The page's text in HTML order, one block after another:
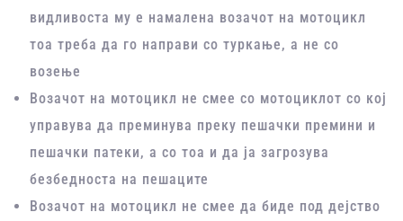
видливоста му е намалена возачот на мотоцикл
тоа треба да го направи со туркање, а не со
возење
Возачот на мотоцикл не смее со мотоциклот со кој
управува да преминува преку пешачки премини и
пешачки патеки, а со тоа и да ја загрозува
безбедноста на пешаците
Возачот на мотоцикл не смее да биде под дејство